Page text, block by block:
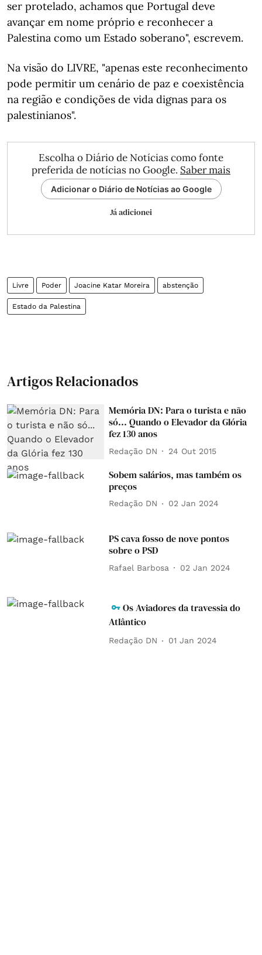
ser protelado, achamos que Portugal deve
avançar em nome próprio e reconhecer a
Palestina como um Estado soberano", escrevem.
Na visão do LIVRE, "apenas este reconhecimento
pode permitir um cenário de paz e coexistência
na região e condições de vida dignas para os
palestinianos".
Escolha o Diário de Notícias como fonte
preferida de notícias no Google. Saber mais
Adicionar o Diário de Notícias ao Google
Já adicionei
Livre Poder Joacine Katar Moreira abstenção
Estado da Palestina
Artigos Relacionados
Memória DN: Para o turista e não
só... Quando o Elevador da Glória
fez 130 anos
Redação DN 24 Out 2015
Sobem salários, mas também os
preços
Redação DN 02 Jan 2024
PS cava fosso de nove pontos
sobre o PSD
Rafael Barbosa 02 Jan 2024
Os Aviadores da travessia do
Atlântico
Redação DN 01 Jan 2024